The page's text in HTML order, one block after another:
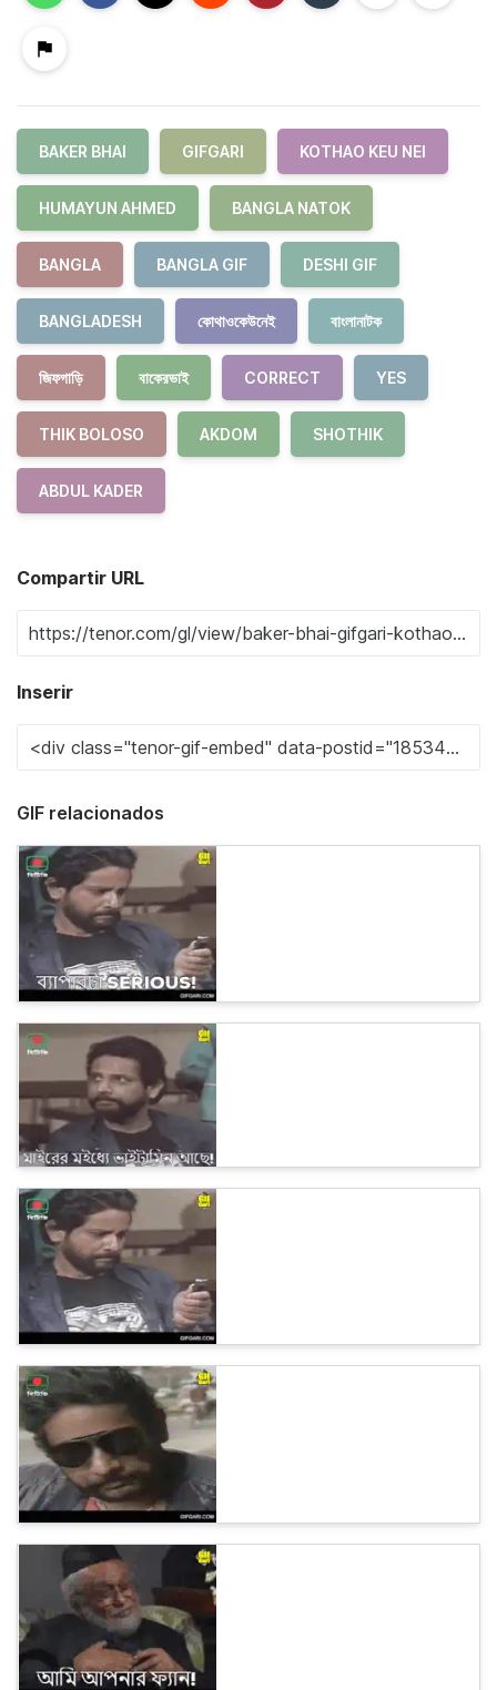
BAKER BHAI GIFGARI KOTHAO KEU NEI
HUMAYUN AHMED BANGLA NATOK
BANGLA BANGLA GIF DESHI GIF
BANGLADESH কোথাওকেউনেই বাংলানাটক
জিফগাড়ি বাকেরভাই CORRECT YES
THIK BOLOSO AKDOM SHOTHIK
ABDUL KADER
Compartir URL
Inserir
GIF relacionados